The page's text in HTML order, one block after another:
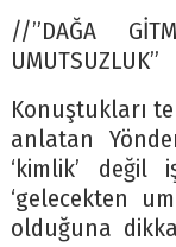
//”DAĞA
UMUTSUZLUK”
Konuştukları
anlatan
‘kimlik’
‘gelecekten
olduğuna